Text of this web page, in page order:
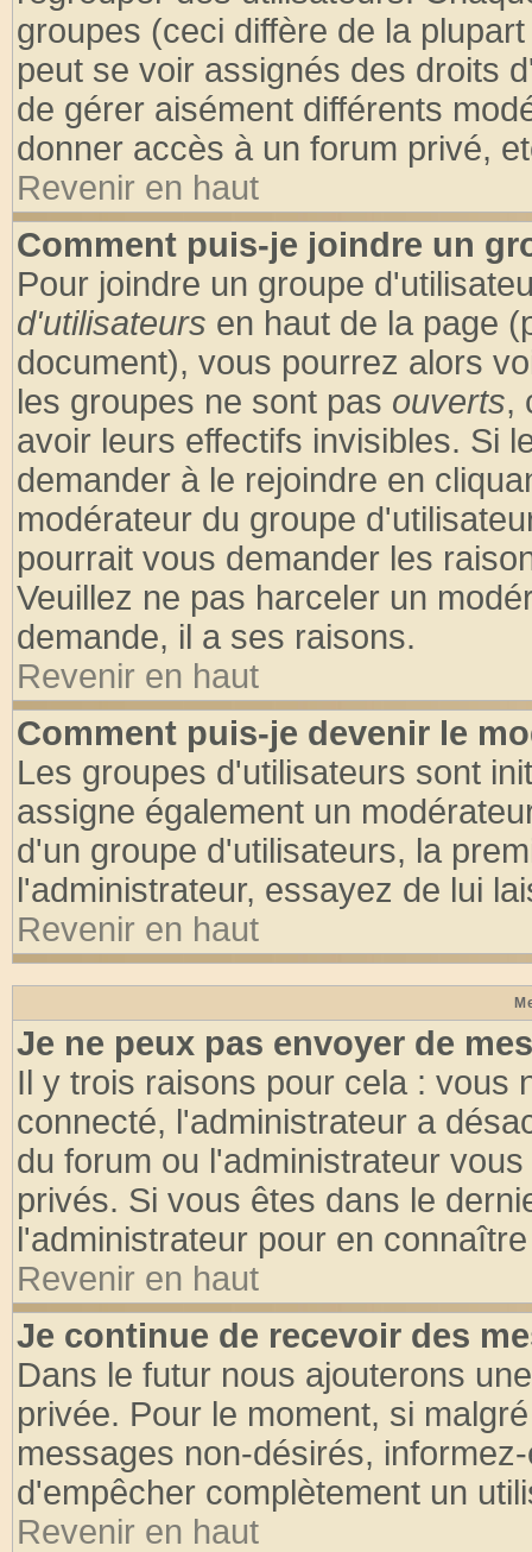
groupes (ceci diffère de la
peut se voir assignés des droits
de gérer aisément différents
donner accès à un forum privé,
Revenir en haut
Comment puis-je joindre un
Pour joindre un groupe
d'utilisateurs en haut de la page
document), vous pourrez alors
les groupes ne sont pas ouverts,
avoir leurs effectifs invisibles. Si
demander à le rejoindre en
modérateur du groupe
pourrait vous demander les
Veuillez ne pas harceler un
demande, il a ses raisons.
Revenir en haut
Comment puis-je devenir le
Les groupes d'utilisateurs sont
assigne également un
d'un groupe d'utilisateurs, la
l'administrateur, essayez de lui
Revenir en haut
Je ne peux pas envoyer de
Il y trois raisons pour cela : vous
connecté, l'administrateur a
du forum ou l'administrateur
privés. Si vous êtes dans le
l'administrateur pour en
Revenir en haut
Je continue de recevoir des
Dans le futur nous ajouterons
privée. Pour le moment, si
messages non-désirés,
d'empêcher complètement un
Revenir en haut